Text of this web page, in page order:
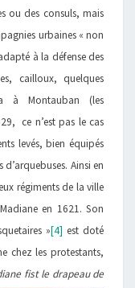
ou des consuls, mais
urbaines « non
à la défense des
cailloux, quelques
à Montauban (les
ce n’est pas le cas
levés, bien équipés
Ainsi en
régiments de la ville
en 1621. Son
»[4] est doté
chez les protestants,
fistle drapeau de